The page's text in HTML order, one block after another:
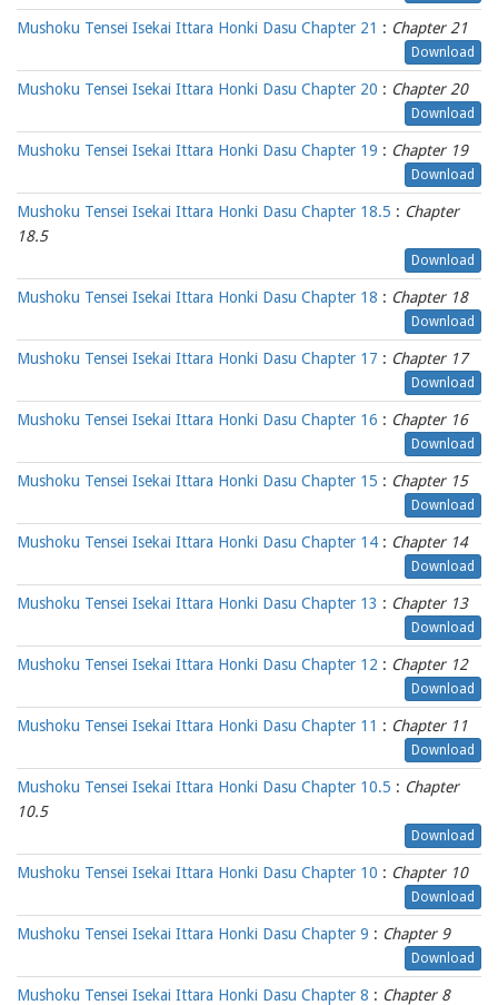
Mushoku Tensei Isekai Ittara Honki Dasu Chapter 21 : Chapter 21
Download
Mushoku Tensei Isekai Ittara Honki Dasu Chapter 20 : Chapter 20
Download
Mushoku Tensei Isekai Ittara Honki Dasu Chapter 19 : Chapter 19
Download
Mushoku Tensei Isekai Ittara Honki Dasu Chapter 18.5 : Chapter
18.5
Download
Mushoku Tensei Isekai Ittara Honki Dasu Chapter 18 : Chapter 18
Download
Mushoku Tensei Isekai Ittara Honki Dasu Chapter 17 : Chapter 17
Download
Mushoku Tensei Isekai Ittara Honki Dasu Chapter 16 : Chapter 16
Download
Mushoku Tensei Isekai Ittara Honki Dasu Chapter 15 : Chapter 15
Download
Mushoku Tensei Isekai Ittara Honki Dasu Chapter 14 : Chapter 14
Download
Mushoku Tensei Isekai Ittara Honki Dasu Chapter 13 : Chapter 13
Download
Mushoku Tensei Isekai Ittara Honki Dasu Chapter 12 : Chapter 12
Download
Mushoku Tensei Isekai Ittara Honki Dasu Chapter 11 : Chapter 11
Download
Mushoku Tensei Isekai Ittara Honki Dasu Chapter 10.5 : Chapter
10.5
Download
Mushoku Tensei Isekai Ittara Honki Dasu Chapter 10 : Chapter 10
Download
Mushoku Tensei Isekai Ittara Honki Dasu Chapter 9 : Chapter 9
Download
Mushoku Tensei Isekai Ittara Honki Dasu Chapter 8 : Chapter 8